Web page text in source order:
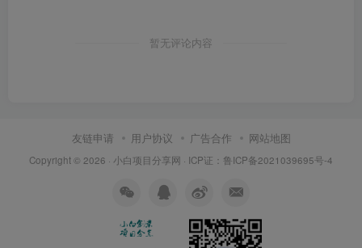
暂无评论内容
友链申请 用户协议 广告合作 网站地图
Copyright © 2026 · 小白项目分享网 · ICP证： 鲁ICP备2021039695号-4